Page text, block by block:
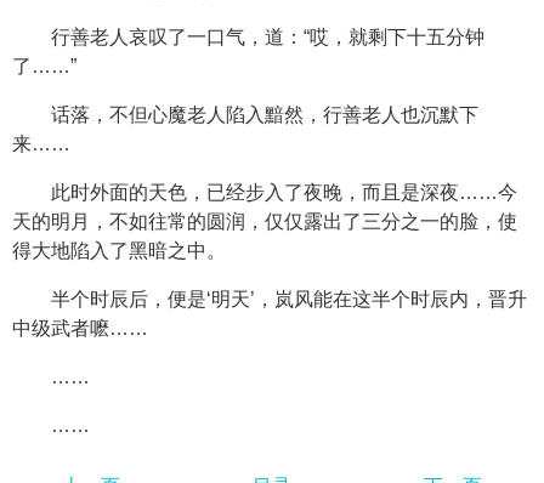
行善老人哀叹了一口气，道：“哎，就剩下十五分钟
了……”
话落，不但心魔老人陷入黯然，行善老人也沉默下
来……
此时外面的天色，已经步入了夜晚，而且是深夜……今
天的明月，不如往常的圆润，仅仅露出了三分之一的脸，使
得大地陷入了黑暗之中。
半个时辰后，便是‘明天’，岚风能在这半个时辰内，晋升
中级武者嚒……
……
……